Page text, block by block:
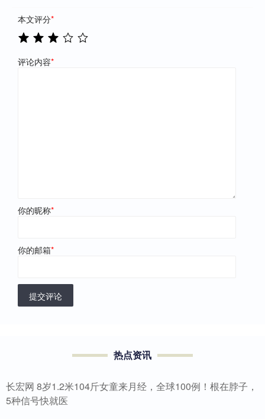
本文评分*
评论内容*
你的昵称*
你的邮箱*
提交评论
热点资讯
长宏网 8岁1.2米104斤女童来月经，全球100例！根在脖子，
5种信号快就医